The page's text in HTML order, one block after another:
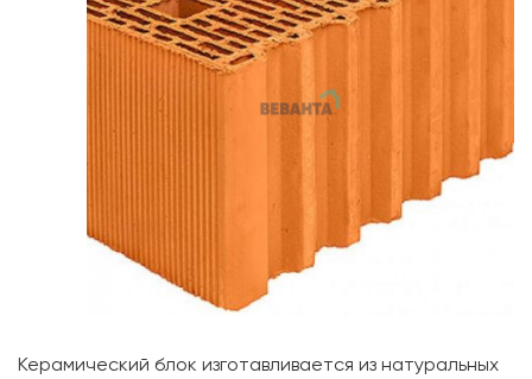
Керамический блок изготавливается из натуральных